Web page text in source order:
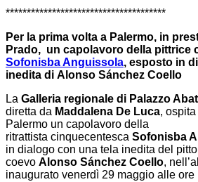
**************************************
Per la prima volta a Palermo, in
Prado, un capolavoro della pittrice
Sofonisba Anguissola, esposto in
inedita di Alonso Sánchez Coello
La Galleria regionale di Palazzo
diretta da Maddalena De Luca,
Palermo un capolavoro della
ritrattista cinquecentesca Sofonisba
in dialogo con una tela inedita del
coevo Alonso Sánchez Coello,
inaugurato venerdì 29 maggio alle ore